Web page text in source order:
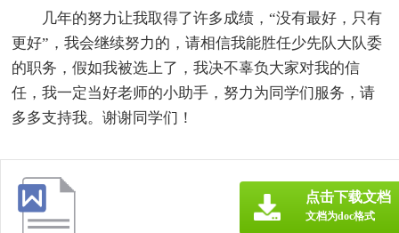
几年的努力让我取得了许多成绩，“没有最好，只有
更好”，我会继续努力的，请相信我能胜任少先队大队委
的职务，假如我被选上了，我决不辜负大家对我的信
任，我一定当好老师的小助手，努力为同学们服务，请
多多支持我。谢谢同学们！
点击下载文档
文档为doc格式